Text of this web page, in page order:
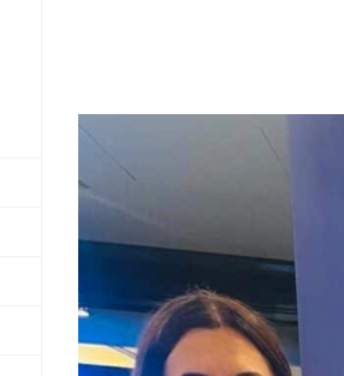
Ver
más
grande